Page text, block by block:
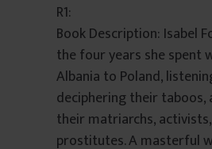
R1:
Book Description: Isabel
the four years she spent
Albania to Poland,
deciphering their
their matriarchs,
prostitutes. A masterful